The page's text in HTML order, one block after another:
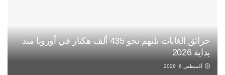
حرائق الغابات تلتهم نحو 435 ألف هكتار في أوروبا منذ
بداية 2026
أغسطس 6, 2026